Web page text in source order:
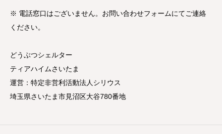
※ 電話窓口はございません。お問い合わせフォームにてご連絡
ください。
どうぶつシェルター
ティアハイムさいたま
運営：特定非営利活動法人シリウス
埼玉県さいたま市見沼区大谷780番地